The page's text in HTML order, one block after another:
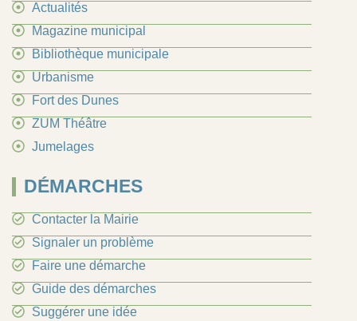
Actualités
Magazine municipal
Bibliothèque municipale
Urbanisme
Fort des Dunes
ZUM Théâtre
Jumelages
DÉMARCHES
Contacter la Mairie
Signaler un problème
Faire une démarche
Guide des démarches
Suggérer une idée